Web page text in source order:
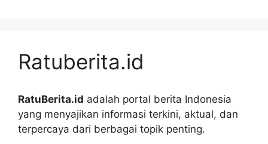
Ratuberita.id
RatuBerita.id adalah portal berita Indonesia
yang menyajikan informasi terkini, aktual, dan
terpercaya dari berbagai topik penting.